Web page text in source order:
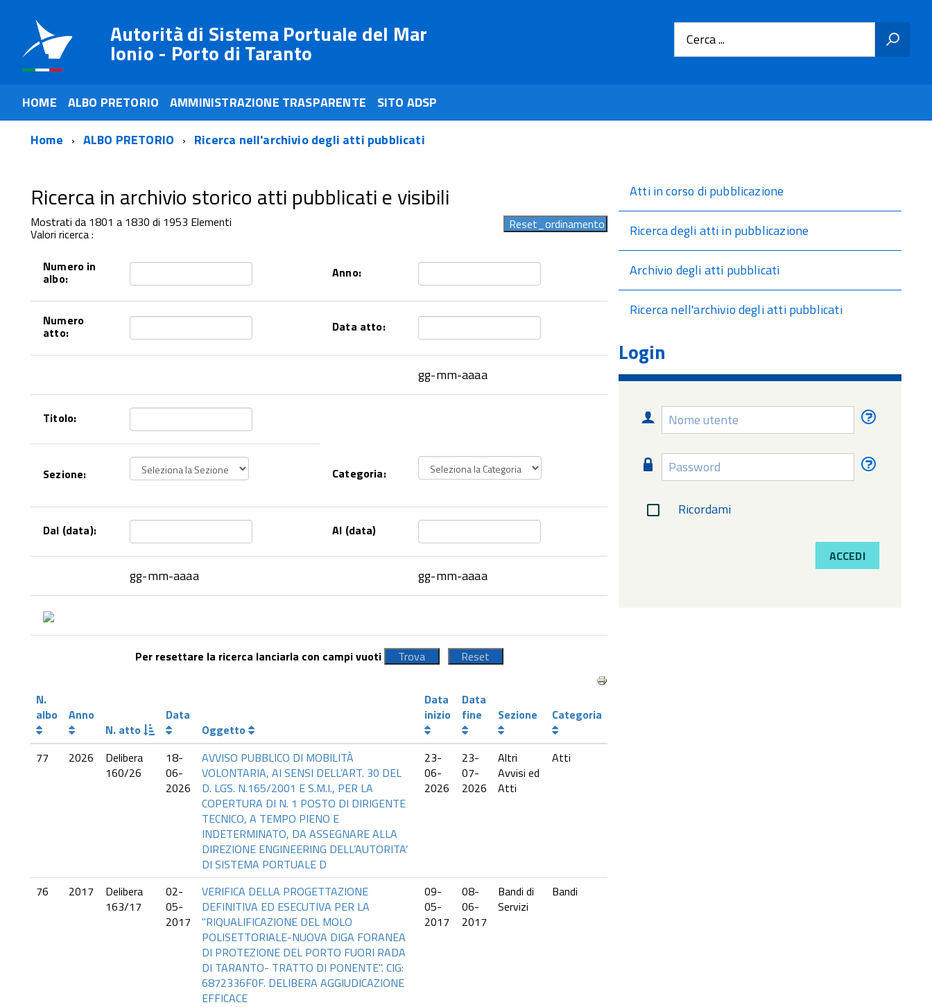
Autorità di Sistema Portuale del Mar
Ionio - Porto di Taranto Cerca ...
HOME ALBO PRETORIO AMMINISTRAZIONE TRASPARENTE
SITO ADSP
Home
ALBO PRETORIO Ricerca nell'archivio degli atti pubblicati
Ricerca in archivio storico atti pubblicati e visibili
Mostrati da 1801 a 1830 di 1953 Elementi
Valori ricerca :
Numero in
albo: Anno:
Numero
atto: Data atto:
gg-mm-aaaa
Titolo:
Sezione: Categoria:
Dal (data): Al (data)
gg-mm-aaaa gg-mm-aaaa
Per resettare la ricerca lanciarla con campi vuoti
N.
albo
Anno
N. atto
Data
Oggetto
Data
inizio
Data
fine
Sezione Categoria
77 2026
Delibera
160/26
18-
06-
2026
AVVISO PUBBLICO DI MOBILITÀ
VOLONTARIA, AI SENSI DELL’ART. 30 DEL
D. LGS. N.165/2001 E S.M.I., PER LA
COPERTURA DI N. 1 POSTO DI DIRIGENTE
TECNICO, A TEMPO PIENO E
INDETERMINATO, DA ASSEGNARE ALLA
DIREZIONE ENGINEERING DELL’AUTORITA’
DI SISTEMA PORTUALE D
23-
06-
2026
23-
07-
2026
Altri
Avvisi ed
Atti
Atti
76 2017
Delibera
163/17
02-
05-
2017
VERIFICA DELLA PROGETTAZIONE
DEFINITIVA ED ESECUTIVA PER LA
"RIQUALIFICAZIONE DEL MOLO
POLISETTORIALE-NUOVA DIGA FORANEA
DI PROTEZIONE DEL PORTO FUORI RADA
DI TARANTO- TRATTO DI PONENTE". CIG:
6872336F0F. DELIBERA AGGIUDICAZIONE
EFFICACE
09-
05-
2017
08-
06-
2017
Bandi di
Servizi
Bandi
Atti in corso di pubblicazione
Ricerca degli atti in pubblicazione
Archivio degli atti pubblicati
Ricerca nell'archivio degli atti pubblicati
Login
Nome
utente
Nome
utente
Password
Password
Ricordami
ACCEDI